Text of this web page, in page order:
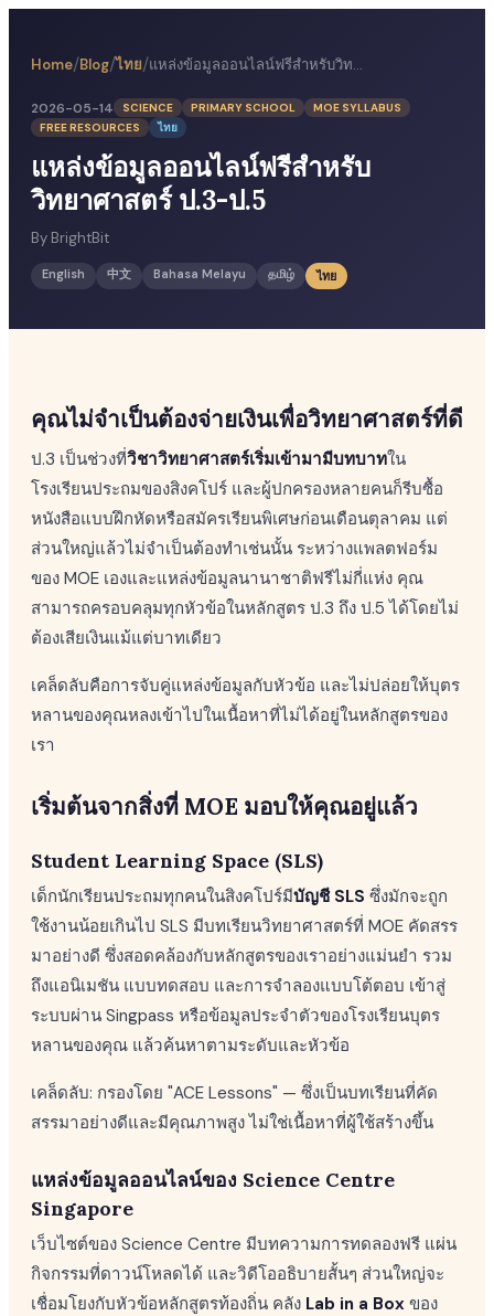
Home/Blog/ไทย/ แหล่งข้อมูลออนไลน์ฟรีสำหรับวิทยาศาสตร์ ป.3-ป.5
2026-05-14 SCIENCE PRIMARY SCHOOL
MOE SYLLABUS
FREE RESOURCES
ไทย
แหล่งข้อมูลออนไลน์ฟรีสำหรับ
วิทยาศาสตร์ ป.3-ป.5
By BrightBit
English 中文 Bahasa Melayu தமிழ் ไทย
คุณไม่จำเป็นต้องจ่ายเงินเพื่อวิทยาศาสตร์ที่ดี
ป.3 เป็นช่วงที่วิชาวิทยาศาสตร์เริ่มเข้ามามีบทบาทใน
โรงเรียนประถมของสิงคโปร์ และผู้ปกครองหลายคนก็รีบซื้อ
หนังสือแบบฝึกหัดหรือสมัครเรียนพิเศษก่อนเดือนตุลาคม แต่
ส่วนใหญ่แล้วไม่จำเป็นต้องทำเช่นนั้น ระหว่างแพลตฟอร์ม
ของ MOE เองและแหล่งข้อมูลนานาชาติฟรีไม่กี่แห่ง คุณ
สามารถครอบคลุมทุกหัวข้อในหลักสูตร ป.3 ถึง ป.5 ได้โดยไม่
ต้องเสียเงินแม้แต่บาทเดียว
เคล็ดลับคือการจับคู่แหล่งข้อมูลกับหัวข้อ และไม่ปล่อยให้บุตร
หลานของคุณหลงเข้าไปในเนื้อหาที่ไม่ได้อยู่ในหลักสูตรของ
เรา
เริ่มต้นจากสิ่งที่ MOE มอบให้คุณอยู่แล้ว
Student Learning Space (SLS)
เด็กนักเรียนประถมทุกคนในสิงคโปร์มีบัญชี SLS ซึ่งมักจะถูก
ใช้งานน้อยเกินไป SLS มีบทเรียนวิทยาศาสตร์ที่ MOE คัดสรร
มาอย่างดี ซึ่งสอดคล้องกับหลักสูตรของเราอย่างแม่นยำ รวม
ถึงแอนิเมชัน แบบทดสอบ และการจำลองแบบโต้ตอบ เข้าสู่
ระบบผ่าน Singpass หรือข้อมูลประจำตัวของโรงเรียนบุตร
หลานของคุณ แล้วค้นหาตามระดับและหัวข้อ
เคล็ดลับ: กรองโดย "ACE Lessons" — ซึ่งเป็นบทเรียนที่คัด
สรรมาอย่างดีและมีคุณภาพสูง ไม่ใช่เนื้อหาที่ผู้ใช้สร้างขึ้น
แหล่งข้อมูลออนไลน์ของ Science Centre
Singapore
เว็บไซต์ของ Science Centre มีบทความการทดลองฟรี แผ่น
กิจกรรมที่ดาวน์โหลดได้ และวิดีโออธิบายสั้นๆ ส่วนใหญ่จะ
เชื่อมโยงกับหัวข้อหลักสูตรท้องถิ่น คลัง Lab in a Box ของ